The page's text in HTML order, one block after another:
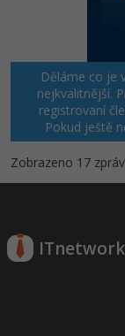
Děláme co je
nejkvalitnější.
registrovaní
Pokud ještě
Zobrazeno 17